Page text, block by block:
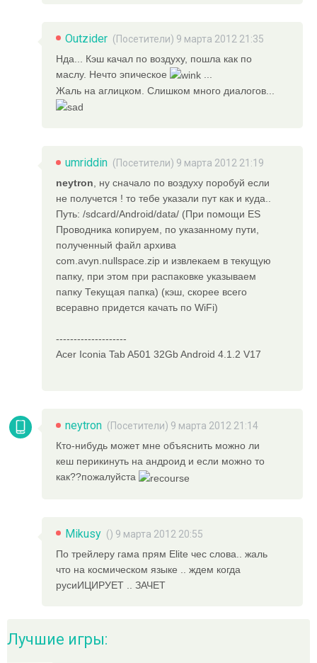
Outzider (Посетители) 9 марта 2012 21:35
Нда... Кэш качал по воздуху, пошла как по
маслу. Нечто эпическое
Жаль на аглицком. Слишком много диалогов...
umriddin (Посетители) 9 марта 2012 21:19
neytron, ну сначало по воздуху поробуй если
не получется ! то тебе указали пут как и куда..
Путь: /sdcard/Android/data/ (При помощи ES
Проводника копируем, по указанному пути,
полученный файл архива
com.avyn.nullspace.zip и извлекаем в текущую
папку, при этом при распаковке указываем
папку Текущая папка) (кэш, скорее всего
всеравно придется качать по WiFi)
--------------------
Acer Iconia Tab A501 32Gb Android 4.1.2 V17
neytron (Посетители) 9 марта 2012 21:14
Кто-нибудь может мне объяснить можно ли
кеш перикинуть на андроид и если можно то
как??пожалуйста
Mikusy () 9 марта 2012 20:55
По трейлеру гама прям Elite чес слова.. жаль
что на космическом языке .. ждем когда
русиИЦИРУЕТ .. ЗАЧЕТ
Лучшие игры: